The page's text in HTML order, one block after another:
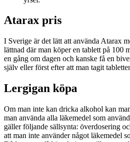
Atarax pris
I Sverige är det lätt att använda Atarax
lättnad där man köper en tablett på 100
en gång om dagen och kanske få en
själv eller först efter att man tagit
Lergigan köpa
Om man inte kan dricka alkohol kan
man använda alla läkemedel som
gäller följande sällsynta: överdosering
att man inte använder något läkemedel